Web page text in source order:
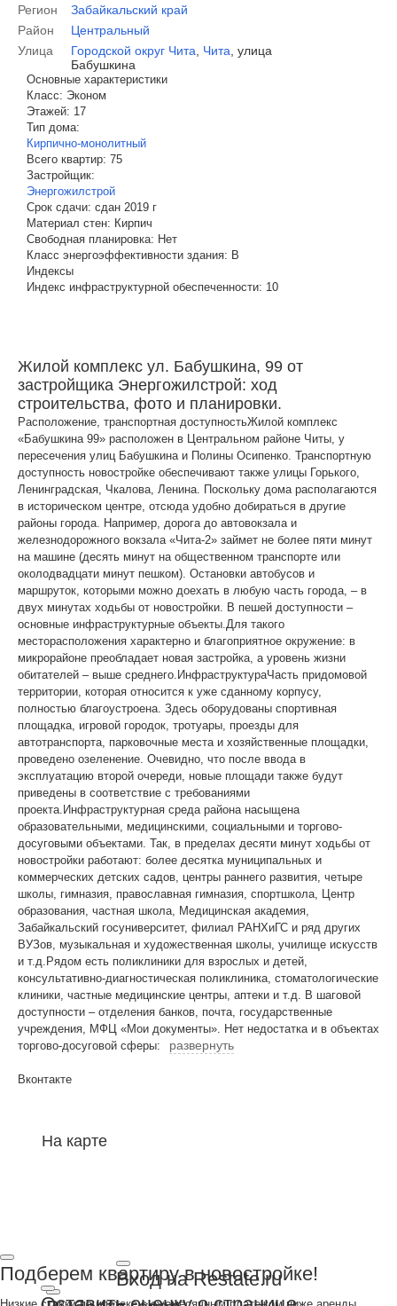
Вход на Restate.ru
Регион
Забайкальский край
Район
Центральный
Улица
Городской округ Чита Чита улица
Бабушкина
Основные характеристики
Класс: Эконом
Этажей: 17
Тип дома:
Кирпично-монолитный
Всего квартир: 75
Застройщик:
Энергожилстрой
Срок сдачи: сдан 2019 г
Материал стен: Кирпич
Свободная планировка: Нет
Класс энергоэффективности здания: B
Индексы
Индекс инфраструктурной обеспеченности: 10
Жилой комплекс ул. Бабушкина, 99 от
застройщика Энергожилстрой: ход
строительства, фото и планировки.
Расположение, транспортная доступностьЖилой комплекс
«Бабушкина 99» расположен в Центральном районе Читы, у
пересечения улиц Бабушкина и Полины Осипенко. Транспортную
доступность новостройке обеспечивают также улицы Горького,
Ленинградская, Чкалова, Ленина. Поскольку дома располагаются
в историческом центре, отсюда удобно добираться в другие
районы города. Например, дорога до автовокзала и
железнодорожного вокзала «Чита-2» займет не более пяти минут
на машине (десять минут на общественном транспорте или
околодвадцати минут пешком). Остановки автобусов и
маршруток, которыми можно доехать в любую часть города, – в
двух минутах ходьбы от новостройки. В пешей доступности –
основные инфраструктурные объекты.Для такого
месторасположения характерно и благоприятное окружение: в
микрорайоне преобладает новая застройка, а уровень жизни
обитателей – выше среднего.ИнфраструктураЧасть придомовой
территории, которая относится к уже сданному корпусу,
полностью благоустроена. Здесь оборудованы спортивная
площадка, игровой городок, тротуары, проезды для
автотранспорта, парковочные места и хозяйственные площадки,
проведено озеленение. Очевидно, что после ввода в
эксплуатацию второй очереди, новые площади также будут
приведены в соответствие с требованиями
проекта.Инфраструктурная среда района насыщена
образовательными, медицинскими, социальными и торгово-
досуговыми объектами. Так, в пределах десяти минут ходьбы от
новостройки работают: более десятка муниципальных и
коммерческих детских садов, центры раннего развития, четыре
школы, гимназия, православная гимназия, спортшкола, Центр
образования, частная школа, Медицинская академия,
Забайкальский госуниверситет, филиал РАНХиГС и ряд других
ВУЗов, музыкальная и художественная школы, училище искусств
и т.д.Рядом есть поликлиники для взрослых и детей,
консультативно-диагностическая поликлиника, стоматологические
клиники, частные медицинские центры, аптеки и т.д. В шаговой
доступности – отделения банков, почта, государственные
учреждения, МФЦ «Мои документы». Нет недостатка и в объектах
торгово-досуговой сферы:
развернуть
Вконтакте
На карте
Подберем квартиру в новостройке!